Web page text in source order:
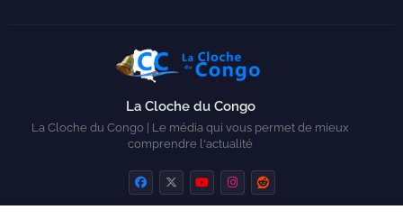
La Cloche du Congo
La Cloche du Congo | Le média qui vous permet de mieux
comprendre l'actualité